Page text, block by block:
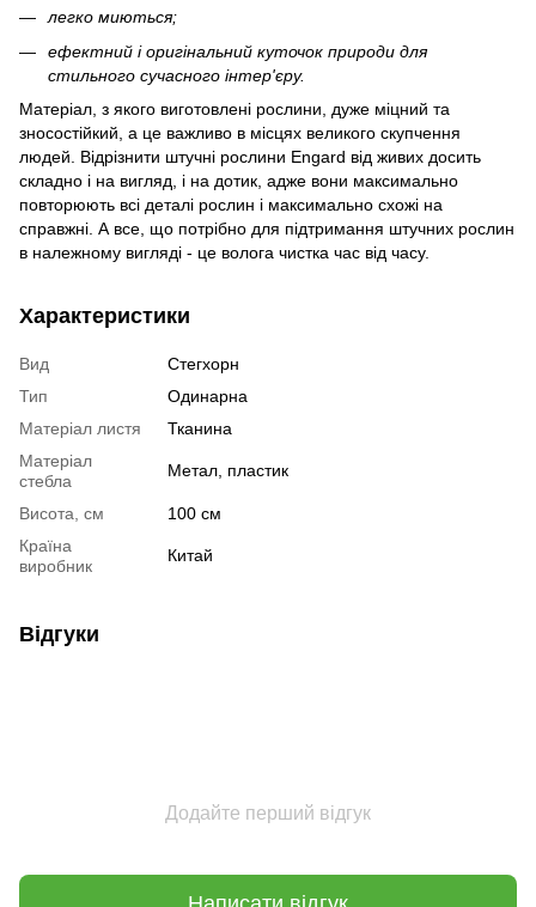
легко миються;
ефектний і оригінальний куточок природи для
стильного сучасного інтер'єру.
Матеріал, з якого виготовлені рослини, дуже міцний та
зносостійкий, а це важливо в місцях великого скупчення
людей. Відрізнити штучні рослини Engard від живих досить
складно і на вигляд, і на дотик, адже вони максимально
повторюють всі деталі рослин і максимально схожі на
справжні. А все, що потрібно для підтримання штучних рослин
в належному вигляді - це волога чистка час від часу.
Характеристики
Вид
Стегхорн
Тип
Одинарна
Матеріал листя
Тканина
Матеріал
стебла
Метал, пластик
Висота, см
100 см
Країна
виробник
Китай
Відгуки
Додайте перший відгук